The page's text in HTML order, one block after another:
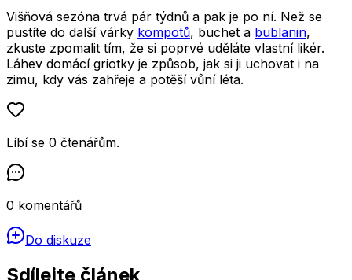
Višňová sezóna trvá pár týdnů a pak je po ní. Než se
pustíte do další várky kompotů, buchet a bublanin,
zkuste zpomalit tím, že si poprvé uděláte vlastní likér.
Láhev domácí griotky je způsob, jak si ji uchovat i na
zimu, kdy vás zahřeje a potěší vůní léta.
Líbí se 0 čtenářům.
0 komentářů
Do diskuze
Sdílejte článek